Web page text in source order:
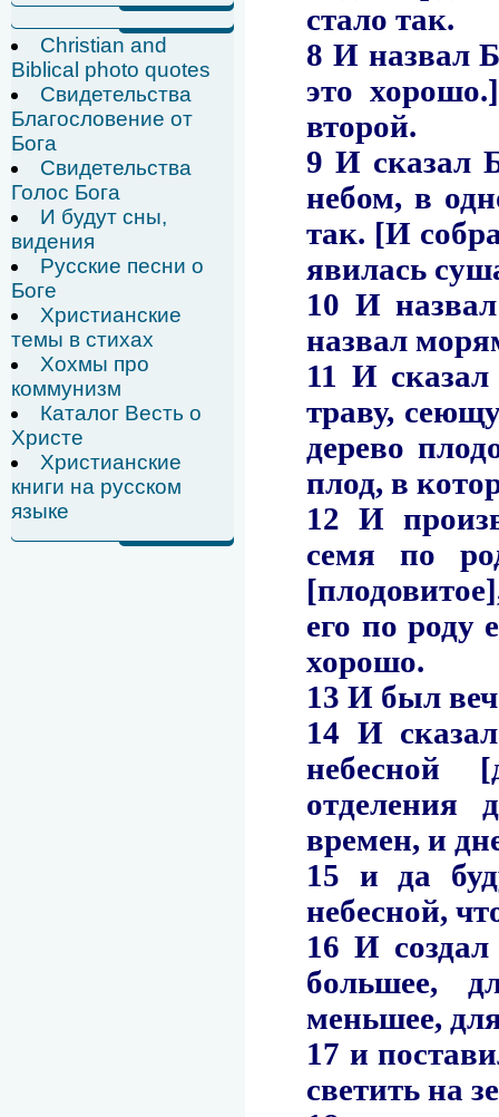
Christian and
Biblical photo quotes
Свидетельства
Благословение от
Бога
Свидетельства
Голос Бога
И будут сны,
видения
Русские песни о
Боге
Христианские
темы в стихах
Хохмы про
коммунизм
Каталог Весть о
Христе
Христианские
книги на русском
языке